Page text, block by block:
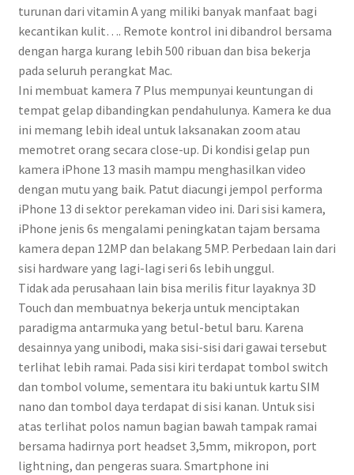
turunan dari vitamin A yang miliki banyak manfaat bagi
kecantikan kulit…. Remote kontrol ini dibandrol bersama
dengan harga kurang lebih 500 ribuan dan bisa bekerja
pada seluruh perangkat Mac.
Ini membuat kamera 7 Plus mempunyai keuntungan di
tempat gelap dibandingkan pendahulunya. Kamera ke dua
ini memang lebih ideal untuk laksanakan zoom atau
memotret orang secara close-up. Di kondisi gelap pun
kamera iPhone 13 masih mampu menghasilkan video
dengan mutu yang baik. Patut diacungi jempol performa
iPhone 13 di sektor perekaman video ini. Dari sisi kamera,
iPhone jenis 6s mengalami peningkatan tajam bersama
kamera depan 12MP dan belakang 5MP. Perbedaan lain dari
sisi hardware yang lagi-lagi seri 6s lebih unggul.
Tidak ada perusahaan lain bisa merilis fitur layaknya 3D
Touch dan membuatnya bekerja untuk menciptakan
paradigma antarmuka yang betul-betul baru. Karena
desainnya yang unibodi, maka sisi-sisi dari gawai tersebut
terlihat lebih ramai. Pada sisi kiri terdapat tombol switch
dan tombol volume, sementara itu baki untuk kartu SIM
nano dan tombol daya terdapat di sisi kanan. Untuk sisi
atas terlihat polos namun bagian bawah tampak ramai
bersama hadirnya port headset 3,5mm, mikropon, port
lightning, dan pengeras suara. Smartphone ini